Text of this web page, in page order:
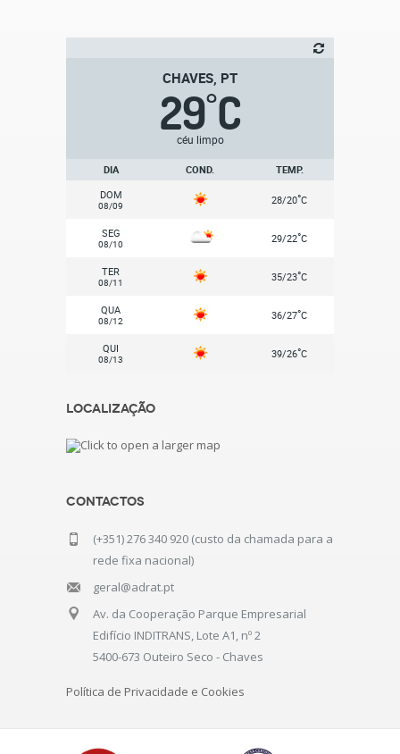
CHAVES, PT
29°C
céu limpo
DIA COND.
TEMP.
DOM
08/09 28/20°C
SEG
08/10 29/22°C
TER
08/11 35/23°C
QUA
08/12 36/27°C
QUI
08/13 39/26°C
Localização
Contactos
(+351) 276 340 920 (custo da chamada para a
rede fixa nacional)
geral@adrat.pt
Av. da Cooperação Parque Empresarial
Edifício INDITRANS, Lote A1, nº 2
5400-673 Outeiro Seco - Chaves
Política de Privacidade e Cookies